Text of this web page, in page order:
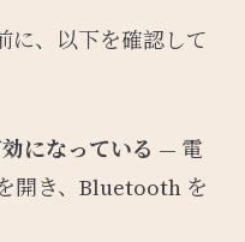
に、以下を確認して
になっている — 電
開き、Bluetooth を